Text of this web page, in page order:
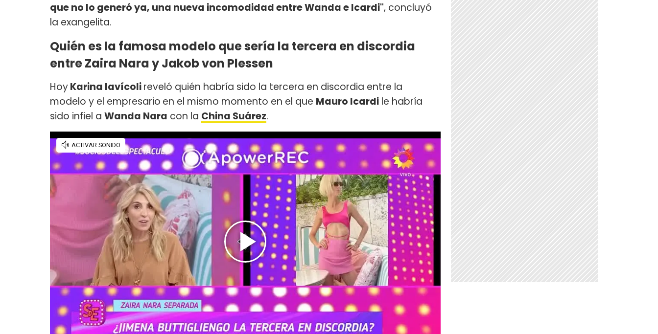
que no lo generó ya, una nueva incomodidad entre Wanda e Icardi", concluyó
la exangelita.
Quién es la famosa modelo que sería la tercera en discordia
entre Zaira Nara y Jakob von Plessen
HoyKarina Iavícolireveló quién habría sido la tercera en discordia entre la
modelo y el empresario en el mismo momento en el que Mauro Icardi le habría
sido infiel a Wanda Nara con la China Suárez.